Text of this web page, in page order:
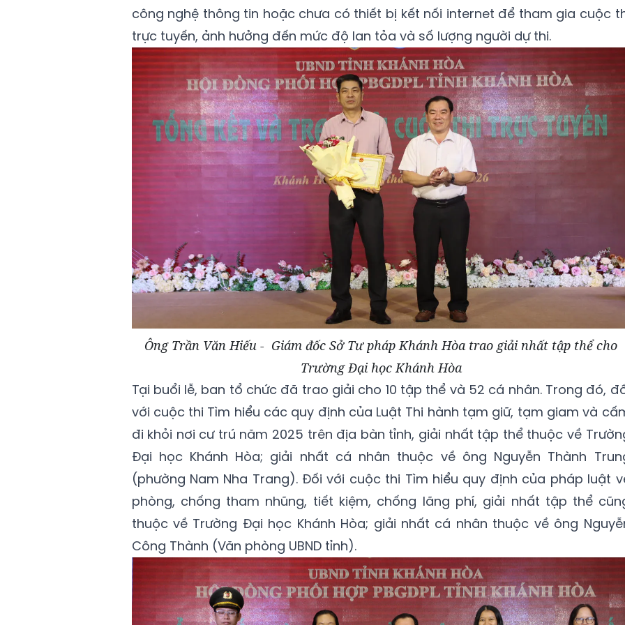
công nghệ thông tin hoặc chưa có thiết bị kết nối internet để tham gia cuộc
trực tuyến, ảnh hưởng đến mức độ lan tỏa và số lượng người dự thi.
Ông Trần Văn Hiếu - Giám đốc Sở Tư pháp Khánh Hòa trao giải nhất tập thể cho
Trường Đại học Khánh Hòa
Tại buổi lễ, ban tổ chức đã trao giải cho 10 tập thể và 52 cá nhân. Trong đó,
với cuộc thi Tìm hiểu các quy định của Luật Thi hành tạm giữ, tạm giam và
đi khỏi nơi cư trú năm 2025 trên địa bàn tỉnh, giải nhất tập thể thuộc về
Đại học Khánh Hòa; giải nhất cá nhân thuộc về ông Nguyễn Thành
(phường Nam Nha Trang). Đối với cuộc thi Tìm hiểu quy định của pháp luật
phòng, chống tham nhũng, tiết kiệm, chống lãng phí, giải nhất tập thể
thuộc về Trường Đại học Khánh Hòa; giải nhất cá nhân thuộc về ông
Công Thành (Văn phòng UBND tỉnh).